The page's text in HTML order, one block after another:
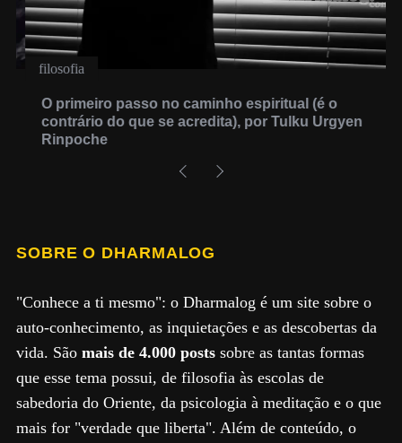
filosofia
O primeiro passo no caminho espiritual (é o
contrário do que se acredita), por Tulku Urgyen
Rinpoche
SOBRE O DHARMALOG
"Conhece a ti mesmo": o Dharmalog é um site sobre o
auto-conhecimento, as inquietações e as descobertas da
vida. São mais de 4.000 postssobre as tantas formas
que esse tema possui, de filosofia às escolas de
sabedoria do Oriente, da psicologia à meditação e o que
mais for "verdade que liberta". Além de conteúdo, o